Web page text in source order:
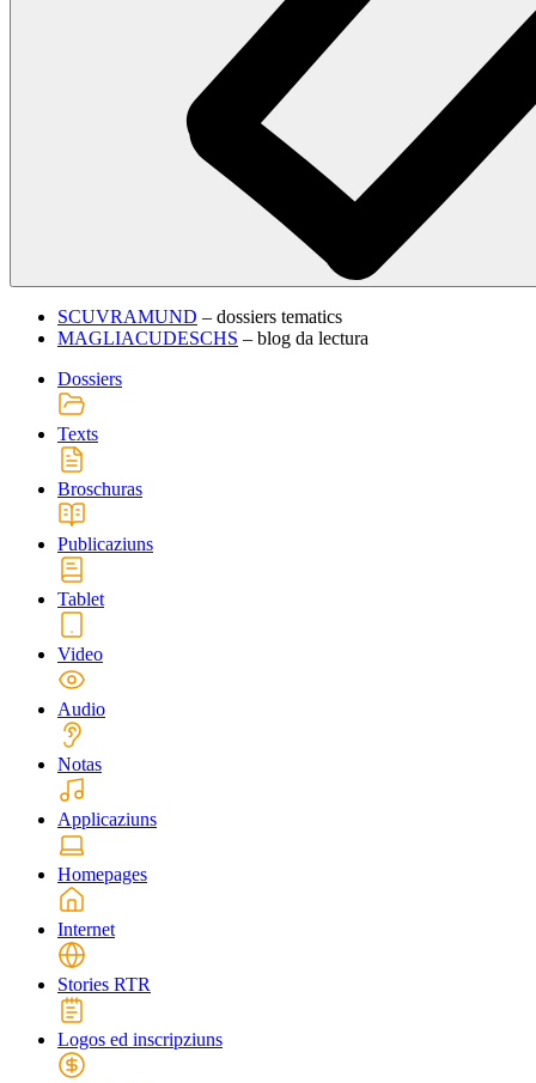
SCUVRAMUND – dossiers tematics
MAGLIACUDESCHS – blog da lectura
Dossiers
Texts
Broschuras
Publicaziuns
Tablet
Video
Audio
Notas
Applicaziuns
Homepages
Internet
Stories RTR
Logos ed inscripziuns